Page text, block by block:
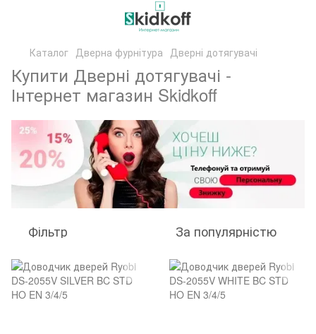
Каталог Дверна фурнітура Дверні дотягувачі
Купити Дверні дотягувачі -
Інтернет магазин Skidkoff
Фільтр За популярністю